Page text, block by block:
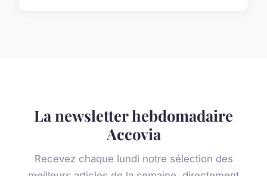
La newsletter hebdomadaire
Accovia
Recevez chaque lundi notre sélection des